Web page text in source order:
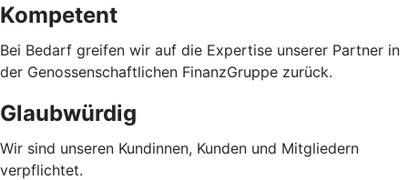
Kompetent
Bei Bedarf greifen wir auf die Expertise unserer Partner in
der Genossenschaftlichen FinanzGruppe zurück.
Glaubwürdig
Wir sind unseren Kundinnen, Kunden und Mitgliedern
verpflichtet.